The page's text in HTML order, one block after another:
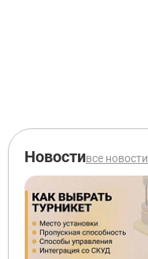
Новостивсе новости